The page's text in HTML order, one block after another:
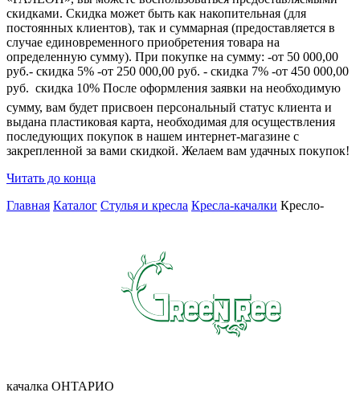
скидками. Скидка может быть как накопительная (для
постоянных клиентов), так и суммарная (предоставляется в
случае единовременного приобретения товара на
определенную сумму). При покупке на сумму: -от 50 000,00
руб.- скидка 5% -от 250 000,00 руб. - скидка 7% -от 450 000,00
руб.  скидка 10% После оформления заявки на необходимую
сумму, вам будет присвоен персональный статус клиента и
выдана пластиковая карта, необходимая для осуществления
последующих покупок в нашем интернет-магазине с
закрепленной за вами скидкой. Желаем вам удачных покупок!
Читать до конца
Главная Каталог Стулья и кресла Кресла-качалки Кресло-
качалка ОНТАРИО